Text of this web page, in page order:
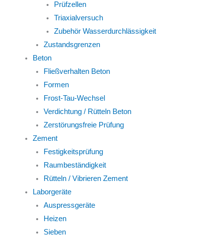
Prüfzellen
Triaxialversuch
Zubehör Wasserdurchlässigkeit
Zustandsgrenzen
Beton
Fließverhalten Beton
Formen
Frost-Tau-Wechsel
Verdichtung / Rütteln Beton
Zerstörungsfreie Prüfung
Zement
Festigkeitsprüfung
Raumbeständigkeit
Rütteln / Vibrieren Zement
Laborgeräte
Auspressgeräte
Heizen
Sieben